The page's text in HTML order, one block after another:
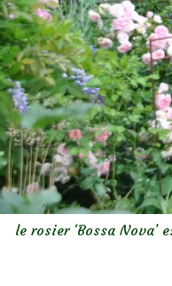
le rosier ‘Bossa Nova’